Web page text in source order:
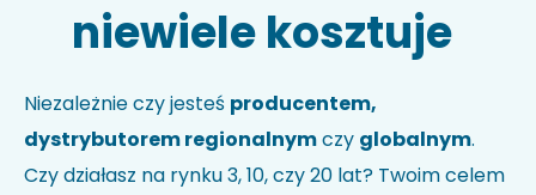
wyszukiwarce kodów.
Uwagi
niewiele kosztuje
Niezależnie czy jesteś producentem,
dystrybutorem regionalnymczy globalnym.
Czy działasz na rynku 3, 10, czy 20 lat? Twoim celem